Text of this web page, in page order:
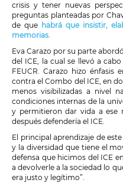
crisis y tener nuevas
preguntas planteadas por
de que habrá que insistir,
memorias.
Eva Carazo por su parte
del ICE, la cual se llevó a
FEUCR. Carazo hizo énfasis
contra el Combo del ICE, en
menos visibilizadas a nivel
condiciones internas de la
y permitieron dar vida a ese
después defendería el ICE.
El principal aprendizaje de
y la diversidad que tiene el
defensa que hicimos del ICE
a devolverle a la sociedad lo
era justo y legítimo”.